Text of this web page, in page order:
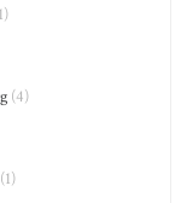
(4)
(1)